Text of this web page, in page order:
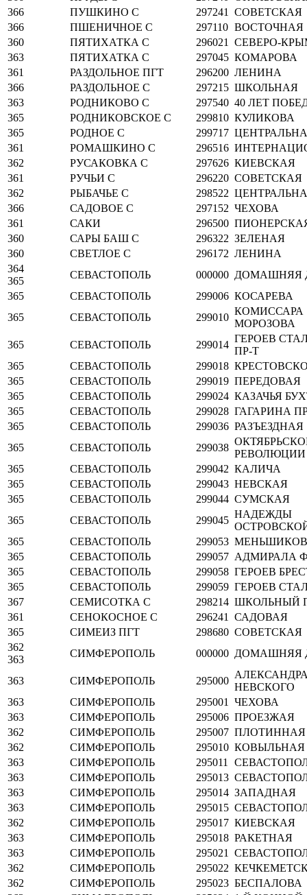
366
ПУШКИНО С 297241
СОВЕТСКАЯ
366
ПШЕНИЧНОЕ С 297110 ВОСТОЧНАЯ
360
ПЯТИХАТКА С 296021
СЕВЕРО-
363
ПЯТИХАТКА С 297045 КОМАРОВА
361
РАЗДОЛЬНОЕ ПГТ 296200 ЛЕНИНА
366
РАЗДОЛЬНОЕ С 297215 ШКОЛЬНАЯ
363
РОДНИКОВО С 297540 40 ЛЕТ
365
РОДНИКОВСКОЕ С 299810 КУЛИКОВА
365
РОДНОЕ С 299717
361
РОМАШКИНО С 296516
362
РУСАКОВКА С 297626 КИЕВСКАЯ
361
РУЧЬИ С 296220 СОВЕТСКАЯ
362
РЫБАЧЬЕ С 298522
366
САДОВОЕ С 297152 ЧЕХОВА
361
САКИ 296500
360
САРЫ БАШ С 296322 ЗЕЛЕНАЯ
360
СВЕТЛОЕ С 296172 ЛЕНИНА
364
365
СЕВАСТОПОЛЬ 000000 ДОМАШНЯЯ
365
СЕВАСТОПОЛЬ 299006 КОСАРЕВА
365
СЕВАСТОПОЛЬ 299010
КОМИССАРА
МОРОЗОВА
365
СЕВАСТОПОЛЬ 299014
ГЕРОЕВ
ПР-Т
365
СЕВАСТОПОЛЬ 299018
365
СЕВАСТОПОЛЬ 299019 ПЕРЕДОВАЯ
365
СЕВАСТОПОЛЬ 299024 КАЗАЧЬЯ
365
СЕВАСТОПОЛЬ 299028 ГАГАРИНА
365
СЕВАСТОПОЛЬ 299036 РАЗЪЕЗДНАЯ
365
СЕВАСТОПОЛЬ 299038
РЕВОЛЮЦИИ
365
СЕВАСТОПОЛЬ 299042 КАЛИЧА
365
СЕВАСТОПОЛЬ 299043 НЕВСКАЯ
365
СЕВАСТОПОЛЬ 299044 СУМСКАЯ
365
СЕВАСТОПОЛЬ 299045
НАДЕЖДЫ
365
СЕВАСТОПОЛЬ 299053
365
СЕВАСТОПОЛЬ 299057 АДМИРАЛА
365
СЕВАСТОПОЛЬ 299058 ГЕРОЕВ
365
СЕВАСТОПОЛЬ 299059 ГЕРОЕВ
367
СЕМИСОТКА С 298214 ШКОЛЬНЫЙ
361
СЕНОКОСНОЕ С 296241
САДОВАЯ
365
СИМЕИЗ ПГТ 298680 СОВЕТСКАЯ
362
363
СИМФЕРОПОЛЬ 000000 ДОМАШНЯЯ
363 СИМФЕРОПОЛЬ 295000
НЕВСКОГО
363
СИМФЕРОПОЛЬ 295001
ЧЕХОВА
363
СИМФЕРОПОЛЬ 295006 ПРОЕЗЖАЯ
362
СИМФЕРОПОЛЬ 295007 ПЛОТИННАЯ
362
СИМФЕРОПОЛЬ 295010 КОВЫЛЬНАЯ
363
СИМФЕРОПОЛЬ 295011
363
СИМФЕРОПОЛЬ 295013
363
СИМФЕРОПОЛЬ 295014 ЗАПАДНАЯ
363
СИМФЕРОПОЛЬ 295015
362
СИМФЕРОПОЛЬ 295017 КИЕВСКАЯ
363
СИМФЕРОПОЛЬ 295018 РАКЕТНАЯ
363
СИМФЕРОПОЛЬ 295021
362
СИМФЕРОПОЛЬ 295022
362
СИМФЕРОПОЛЬ 295023 БЕСПАЛОВА